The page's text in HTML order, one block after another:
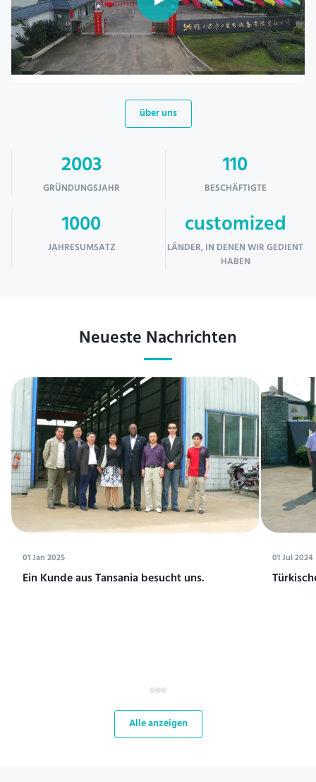
über uns
2003
GRÜNDUNGSJAHR
110
BESCHÄFTIGTE
1000
JAHRESUMSATZ
customized
LÄNDER, IN DENEN WIR GEDIENT
HABEN
Neueste Nachrichten
01 Jan 2025
Ein Kunde aus Tansania besucht uns.
01 Jul 2024
Alle anzeigen